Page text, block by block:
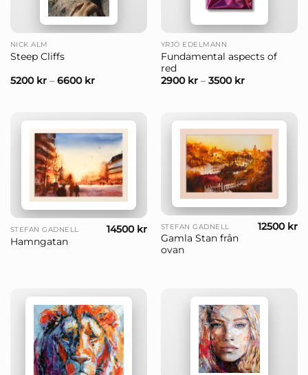
NICK ALM
Steep Cliffs
5200 kr– 6600 kr
YRJÖ EDELMANN
Fundamental aspects of
red
2900 kr– 3500 kr
STEFAN GADNELL
Hamngatan
14500 kr STEFAN GADNELL
Gamla Stan från
ovan
12500 kr